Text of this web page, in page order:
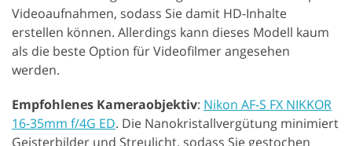
Videoaufnahmen, sodass Sie damit HD-Inhalte
erstellen können. Allerdings kann dieses Modell kaum
als die beste Option für Videofilmer angesehen
werden.
Empfohlenes Kameraobjektiv: Nikon AF-S FX NIKKOR
16-35mm f/4G ED. Die Nanokristallvergütung minimiert
Geisterbilder und Streulicht, sodass Sie gestochen